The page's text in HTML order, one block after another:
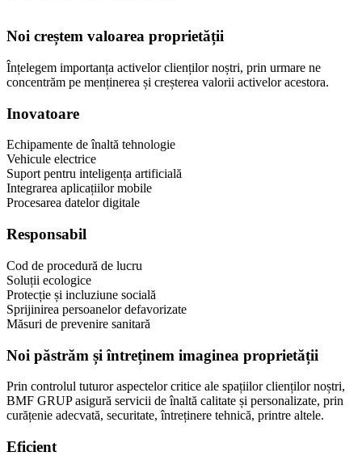
Noi creștem valoarea proprietății
Înțelegem importanța activelor clienților noștri, prin urmare ne
concentrăm pe menținerea și creșterea valorii activelor acestora.
Inovatoare
Echipamente de înaltă tehnologie
Vehicule electrice
Suport pentru inteligența artificială
Integrarea aplicațiilor mobile
Procesarea datelor digitale
Responsabil
Cod de procedură de lucru
Soluții ecologice
Protecție și incluziune socială
Sprijinirea persoanelor defavorizate
Măsuri de prevenire sanitară
Noi păstrăm și întreținem imaginea proprietății
Prin controlul tuturor aspectelor critice ale spațiilor clienților noștri,
BMF GRUP asigură servicii de înaltă calitate și personalizate, prin
curățenie adecvată, securitate, întreținere tehnică, printre altele.
Eficient